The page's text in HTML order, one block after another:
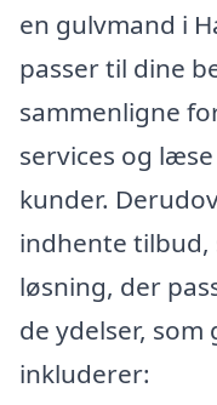
en gulvmand i
passer til dine
sammenligne
services og
kunder.
indhente tilbud,
løsning, der
de ydelser,
inkluderer: